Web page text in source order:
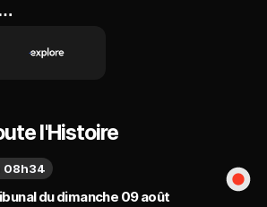
l'Histoire
du dimanche 09 août
08h34